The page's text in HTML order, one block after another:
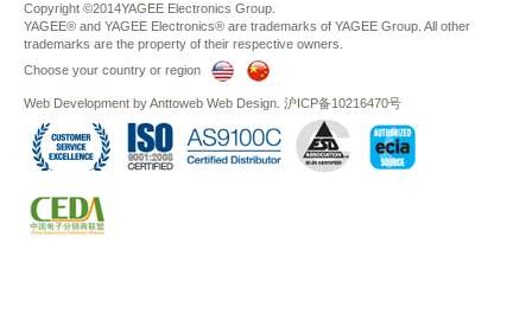
Copyright ©2014YAGEE Electronics Group.
YAGEE® and YAGEE Electronics® are trademarks of YAGEE Group. All other
trademarks are the property of their respective owners.
Choose your country or region
Web Development byAnttoweb Web Design 沪ICP备10216470号